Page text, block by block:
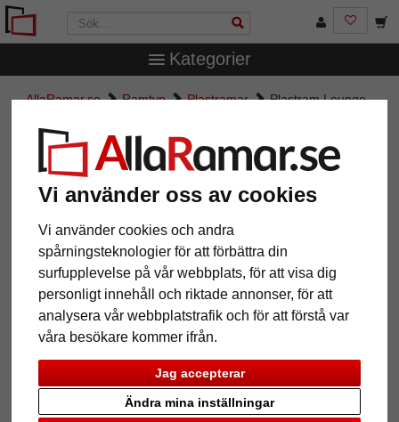
Vi använder oss av cookies
Vi använder cookies och andra
spårningsteknologier för att förbättra din
surfupplevelse på vår webbplats, för att visa dig
personligt innehåll och riktade annonser, för att
analysera vår webbplatstrafik och för att förstå var
våra besökare kommer ifrån.
Jag accepterar
Ändra mina inställningar
Kategorier
AllaRamar.se Ramtyp Plastramar Plastram Lounge
Plastram Lounge